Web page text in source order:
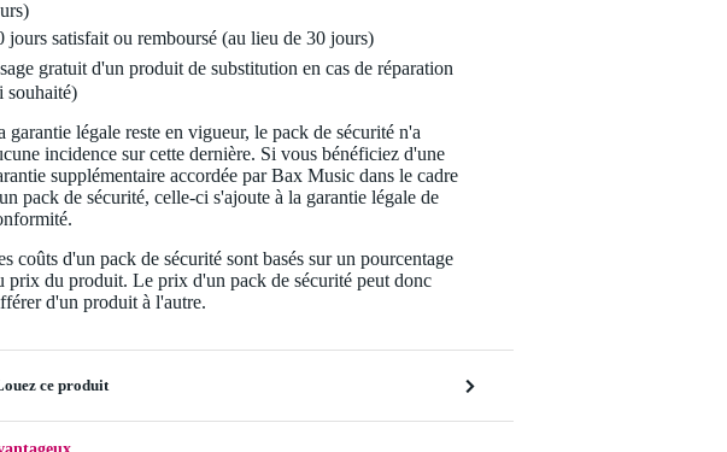
jours satisfait ou remboursé (au lieu de 30 jours)
gratuit d'un produit de substitution en cas de réparation
souhaité)
garantie légale reste en vigueur, le pack de sécurité n'a
incidence sur cette dernière. Si vous bénéficiez d'une
supplémentaire accordée par Bax Music dans le cadre
pack de sécurité, celle-ci s'ajoute à la garantie légale de
coûts d'un pack de sécurité sont basés sur un pourcentage
prix du produit. Le prix d'un pack de sécurité peut donc
d'un produit à l'autre.
ce produit